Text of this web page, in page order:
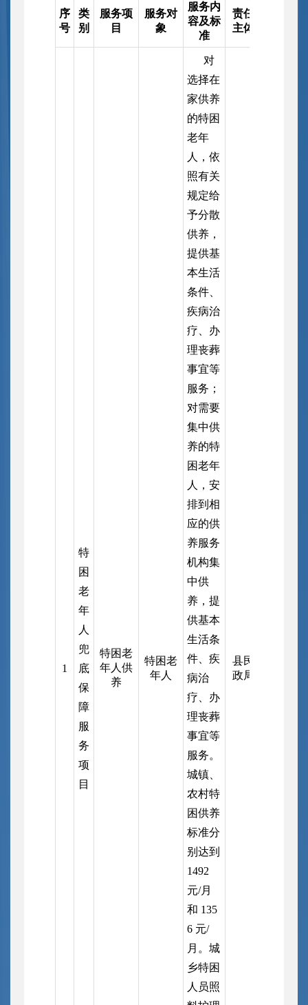
序
号
类
别
服务项
目
服务对
象
服务内
容及标
准
责任
主体
1
特
困
老
年
人
兜
底
保
障
服
务
项
目
特困老
年人供
养
特困老
年人
对
选择在
家供养
的特困
老年
人，依
照有关
规定给
予分散
供养，
提供基
本生活
条件、
疾病治
疗、办
理丧葬
事宜等
服务；
对需要
集中供
养的特
困老年
人，安
排到相
应的供
养服务
机构集
中供
养，提
供基本
生活条
件、疾
病治
疗、办
理丧葬
事宜等
服务。
城镇、
农村特
困供养
标准分
别达到
1492
元/月
和 135
6 元/
月。城
乡特困
人员照
县民
政局